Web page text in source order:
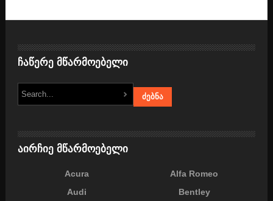
ჩაწერე მწარმოებელი
აირჩიე მწარმოებელი
Acura
Alfa Romeo
Audi
Bentley